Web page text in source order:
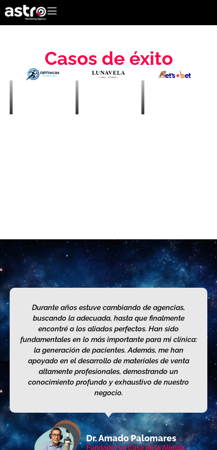
Casos de éxito
Durante años estuve cambiando de agencias,
buscando la adecuada, hasta que finalmente
encontré a los aliados perfectos. Han sido
fundamentales en lo más importante para mi clínica:
la generación de pacientes. Además, me han
apoyado en el desarrollo de materiales de venta
altamente profesionales, demostrando un
conocimiento profundo y exhaustivo de nuestro
negocio.
Dr. Amado Palomares
Fundador La Casa de la Alergia